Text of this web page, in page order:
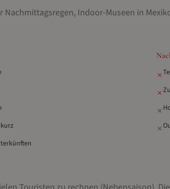
Nachmittagsregen, Indoor-Museen in
✗
✗
✗
✗